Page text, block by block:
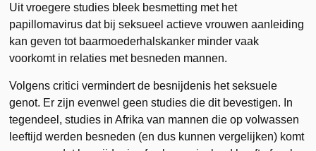
Uit vroegere studies bleek besmetting met het
papillomavirus dat bij seksueel actieve vrouwen aanleiding
kan geven tot baarmoederhalskanker minder vaak
voorkomt in relaties met besneden mannen.
Volgens critici vermindert de besnijdenis het seksuele
genot. Er zijn evenwel geen studies die dit bevestigen. In
tegendeel, studies in Afrika van mannen die op volwassen
leeftijd werden besneden (en dus kunnen vergelijken) komt